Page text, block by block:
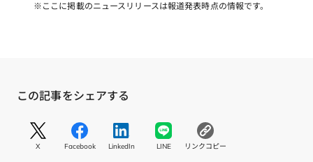
※ここに掲載のニュースリリースは報道発表時点の情報です。
この記事をシェアする
S
N
X
S
N
Facebook
S
N
LinkedIn
S
N
LINE
コ
ピ
ー
リンクコピー